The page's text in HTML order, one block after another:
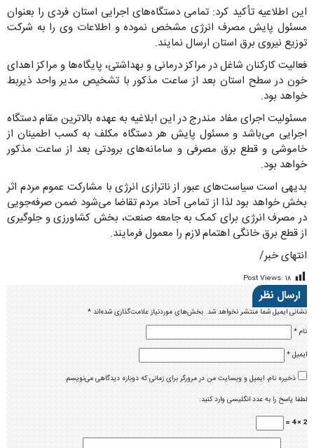
این اطلاعیه تأکید کرد: تمامی دستگاه‌های اجرایی استان فردی را بعنوان
مسئول پایش مصرف انرژی مشخص نموده و اطلاعات وی را به شرکت
توزیع نیروی برق استان ارسال نمایند.
فعالیت کارکنان شاغل در مراکز درمانی و بهداشتی، پایگاه‌ها و مراکز اهدای
خون در سطح استان بعد از ساعت مذکور با تشخیص مدیر واحد ذیربط
خواهد بود.
مسئولیت اجرای مفاد مندرج در این ابلاغیه به عهده بالاترین مقام دستگاه
اجرایی می‌باشد و مسئول پایش هر دستگاه مکلف به کسب اطمینان از
خاموشی و قطع برق مصرفی و سامانه‌های برودتی بعد از ساعت مذکور
خواهد بود.
بدیهی است سیاست‌های عبور از ناترازی انرژی با مشارکت عموم مردم اثر
بخش خواهد بود لذا از تمامی آحاد مردم تقاضا می‌شود ضمن صرفه‌جویی
در مصرف انرژی برای کمک به جامعه صنعت، بخش کشاورزی و جلوگیری
از قطع برق خانگی اهتمام لازم را معمول فرمایند.
انتهای خبر/
Post Views: ۱۸
ارسال نظر
نشانی ایمیل شما منتشر نخواهد شد.بخش‌های موردنیاز علامت‌گذاری شده‌اند*
نام*
ایمیل*
ذخیره نام، ایمیل و وبسایت من در مرورگر برای زمانی که دوباره دیدگاهی می‌نویسم.
لطفا پاسخ را به عدد انگلیسی وارد کنید:
2 × 4 =